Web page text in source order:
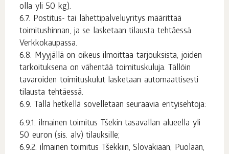
olla yli 50 kg).
Postitus- tai lähettipalveluyritys määrittää
toimitushinnan, ja se lasketaan tilausta tehtäessä
Verkkokaupassa.
Myyjällä on oikeus ilmoittaa tarjouksista, joiden
tarkoituksena on vähentää toimituskuluja. Tällöin
tavaroiden toimituskulut lasketaan automaattisesti
tilausta tehtäessä.
Tällä hetkellä sovelletaan seuraavia erityisehtoja:
ilmainen toimitus Tšekin tasavallan alueella yli
50 euron (sis. alv) tilauksille;
ilmainen toimitus Tšekkiin, Slovakiaan, Puolaan,